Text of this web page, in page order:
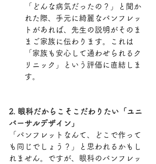
「どんな病気だったの？」と聞か
れた際、手元に綺麗なパンフレッ
トがあれば、先生の説明がそのま
まご家族に伝わります。これは
「家族も安心して通わせられるク
リニック」という評価に直結しま
す。
2. 眼科だからこそこだわりたい「ユニ
バーサルデザイン」
「パンフレットなんて、どこで作って
も同じでしょう？」と思われるかもし
れません。ですが、眼科のパンフレッ